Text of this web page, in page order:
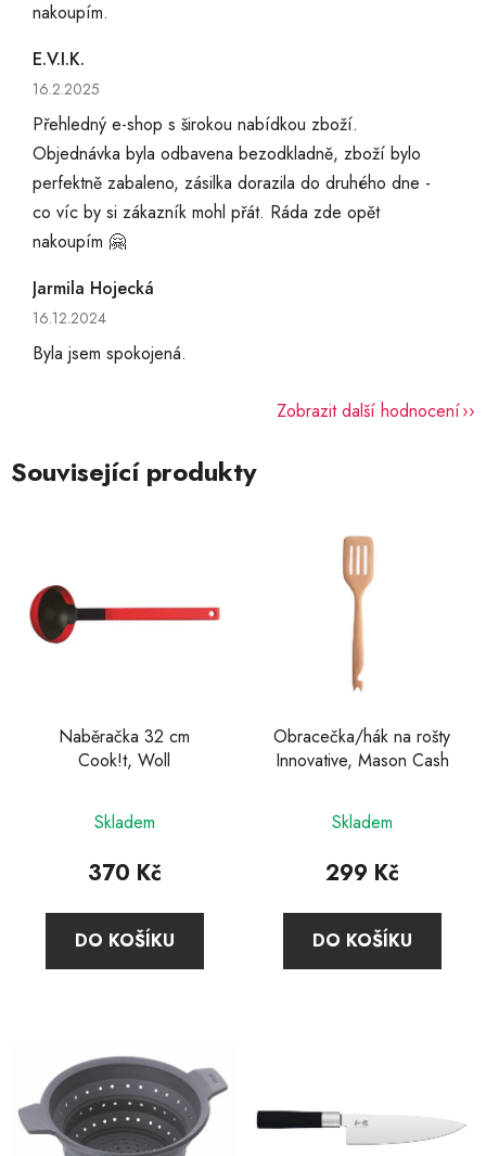
nakoupím.
E.V.I.K.
Hodnocení obchodu je 5 z 5 hvězdiček.
16.2.2025
Přehledný e-shop s širokou nabídkou zboží.
Objednávka byla odbavena bezodkladně, zboží bylo
perfektně zabaleno, zásilka dorazila do druhého dne -
co víc by si zákazník mohl přát. Ráda zde opět
nakoupím 🤗
Jarmila Hojecká
Hodnocení obchodu je 5 z 5 hvězdiček.
16.12.2024
Byla jsem spokojená.
Zobrazit další hodnocení
Související produkty
Naběračka 32 cm
Cook!t, Woll
hodnocení
produktu
4,6
z
Skladem
370 Kč
DO KOŠÍKU
Obracečka/hák na rošty
Innovative, Mason Cash
Skladem
299 Kč
DO KOŠÍKU